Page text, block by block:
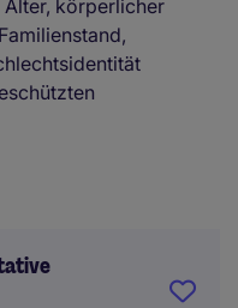
körperlicher